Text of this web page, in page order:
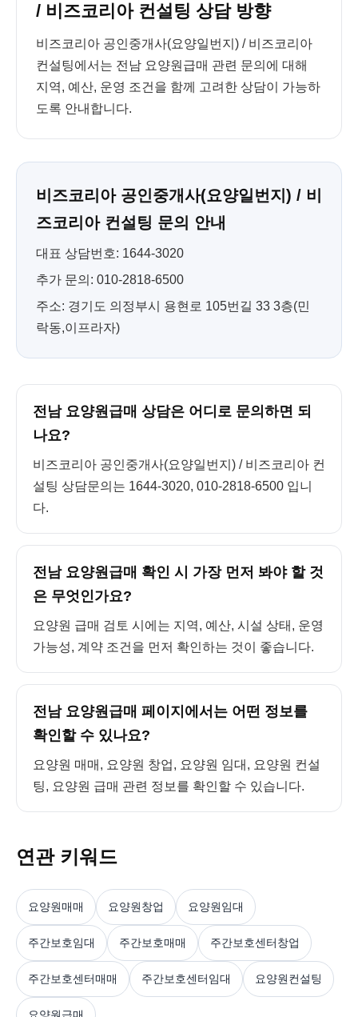
/ 비즈코리아 컨설팅 상담 방향
비즈코리아 공인중개사(요양일번지) / 비즈코리아
컨설팅에서는 전남 요양원급매 관련 문의에 대해
지역, 예산, 운영 조건을 함께 고려한 상담이 가능하
도록 안내합니다.
비즈코리아 공인중개사(요양일번지) / 비
즈코리아 컨설팅 문의 안내
대표 상담번호: 1644-3020
추가 문의: 010-2818-6500
주소: 경기도 의정부시 용현로 105번길 33 3층(민
락동,이프라자)
전남 요양원급매 상담은 어디로 문의하면 되
나요?
비즈코리아 공인중개사(요양일번지) / 비즈코리아 컨
설팅 상담문의는 1644-3020, 010-2818-6500 입니
다.
전남 요양원급매 확인 시 가장 먼저 봐야 할 것
은 무엇인가요?
요양원 급매 검토 시에는 지역, 예산, 시설 상태, 운영
가능성, 계약 조건을 먼저 확인하는 것이 좋습니다.
전남 요양원급매 페이지에서는 어떤 정보를
확인할 수 있나요?
요양원 매매, 요양원 창업, 요양원 임대, 요양원 컨설
팅, 요양원 급매 관련 정보를 확인할 수 있습니다.
연관 키워드
요양원매매 요양원창업 요양원임대
주간보호임대 주간보호매매 주간보호센터창업
주간보호센터매매 주간보호센터임대 요양원컨설팅